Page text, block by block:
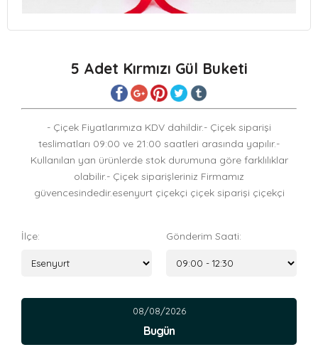
5 Adet Kırmızı Gül Buketi
- Çiçek Fiyatlarımıza KDV dahildir.- Çiçek siparişi
teslimatları 09:00 ve 21:00 saatleri arasında yapılır.-
Kullanılan yan ürünlerde stok durumuna göre farklılıklar
olabilir.- Çiçek siparişleriniz Firmamız
güvencesindedir.esenyurt çiçekçi çiçek siparişi çiçekçi
İlçe: Gönderim Saati:
08/08/2026
Bugün